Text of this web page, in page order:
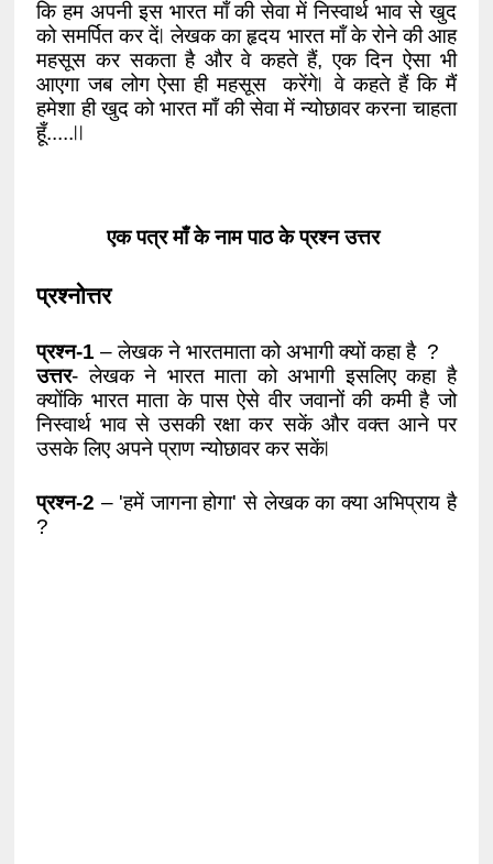
कि हम अपनी इस भारत माँ की सेवा में निस्वार्थ भाव से खुद
को समर्पित कर दें ⃒ लेखक का हृदय भारत माँ के रोने की आह
महसूस कर सकता है और वे कहते हैं, एक दिन ऐसा भी
आएगा जब लोग ऐसा ही महसूस  करेंगे ⃒ वे कहते हैं कि मैं
हमेशा ही खुद को भारत माँ की सेवा में न्योछावर करना चाहता
हूँ..... ⃒ ⃒
एक पत्र माँ के नाम पाठ के प्रश्न उत्तर
प्रश्नोत्तर
प्रश्न-1 – लेखक ने भारतमाता को अभागी क्यों कहा है  ?
उत्तर- लेखक ने भारत माता को अभागी इसलिए कहा है
क्योंकि भारत माता के पास ऐसे वीर जवानों की कमी है जो
निस्वार्थ भाव से उसकी रक्षा कर सकें और वक्त आने पर
उसके लिए अपने प्राण न्योछावर कर सकें ⃒
प्रश्न-2 – 'हमें जागना होगा' से लेखक का क्या अभिप्राय है
?